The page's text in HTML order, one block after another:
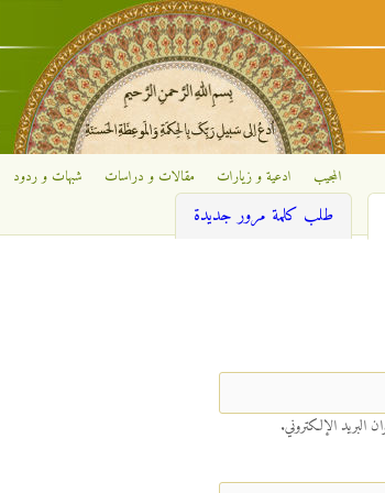
تجاوز إلى المحتوى الرئيسي
المجيب ادعية و زيارات مقالات و دراسات شبهات و ردود
(علامة التبويب النشطة)
طلب كلمة مرور جديدة
البريد الإلكتروني.